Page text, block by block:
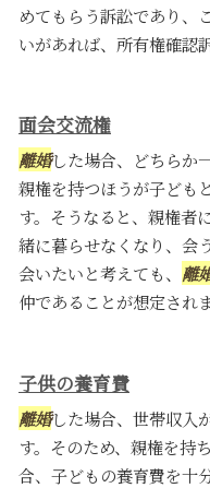
めてもらう訴訟であり、
いがあれば、所有権確認
面会交流権
離婚した場合、どちらか
親権を持つほうが子ども
す。そうなると、親権者
緒に暮らせなくなり、会
会いたいと考えても、 離
仲であることが想定され
子供の養育費
離婚した場合、世帯収入
す。そのため、親権を持
合、子どもの養育費を十